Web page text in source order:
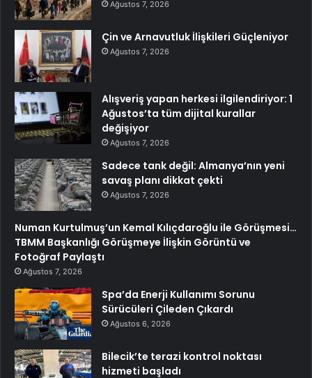
Ağustos 7, 2026
Çin ve Arnavutluk İlişkileri Güçleniyor
Ağustos 7, 2026
Alışveriş yapan herkesi ilgilendiriyor: 1
Ağustos’ta tüm dijital kurallar
değişiyor
Ağustos 7, 2026
Sadece tank değil: Almanya’nın yeni
savaş planı dikkat çekti
Ağustos 7, 2026
Numan Kurtulmuş’un Kemal Kılıçdaroğlu ile Görüşmesi…
TBMM Başkanlığı Görüşmeye İlişkin Görüntü ve
Fotoğraf Paylaştı
Ağustos 7, 2026
Spa’da Enerji Kullanımı Sorunu
Sürücüleri Çileden Çıkardı
Ağustos 6, 2026
Bilecik’te terazi kontrol noktası
hizmeti başladı